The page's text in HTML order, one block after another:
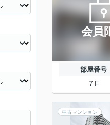
会員
部屋番号
７F
中古マンション